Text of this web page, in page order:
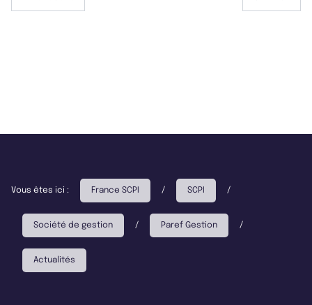
Vous êtes ici : France SCPI / SCPI /
Société de gestion / Paref Gestion /
Actualités